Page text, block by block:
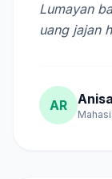
Lumayan
uang jajan
AR